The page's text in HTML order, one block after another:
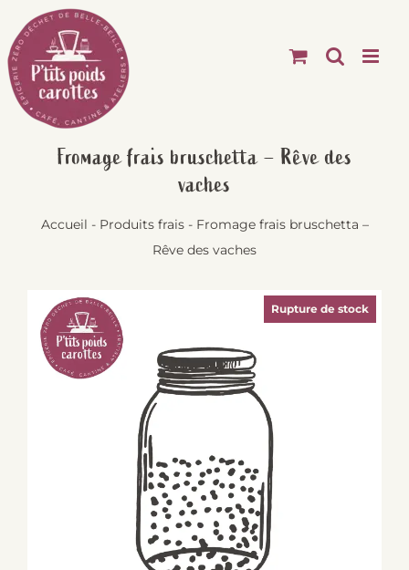
Passer
au
contenu
Fromage frais bruschetta – Rêve des
vaches
Accueil - Produits frais- Fromage frais bruschetta –
Rêve des vaches
Rupture de stock